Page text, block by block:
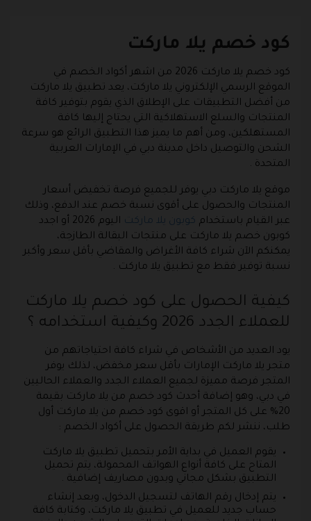
كود خصم يلا ماركت
كود خصم يلا ماركت 2026 من اشهر أكواد الخصم في
الموقع الرسمي الإلكتروني يلا ماركت، يعد تطبيق يلا ماركت
من أفضل التطبيقات على الإطلاق الذي يقوم بتوفير كافة
المنتجات والسلع الاستهلاكية التي يحتاج إليها كافة
المستهلكين، ومن أهم ما يميز هذا التطبيق الرائع هو سرعة
الشحن والتوصيل داخل مدينة دبي في الإمارات العربية
المتحدة .
موقع يلا ماركت دبي يوفر للجميع فرصة تخفيض أسعار
المنتجات والحصول على أقوى نسبة خصم عند الدفع، وذلك
عبر القيام باستخدام كوبون يلا ماركت
اليوم 2026 أو اجدد
كوبون خصم يلا ماركت على منتجات البقالة الطازجة،
يمكنكم الآن شراء كافة الأغراض والمقاضي بأقل سعر وأكبر
نسبة توفير فقط مع تطبيق يلا ماركت .
كيفية الحصول على كود خصم يلا ماركت
للعملاء الجدد 2026 وكيفية استخدامه ؟
يود العديد من الأشخاص في شراء كافة احتياجاتهم من
متجر يلا ماركت الإمارات بأقل سعر مخفض، لذلك يوفر
المتجر فرصة مميزة لجميع العملاء الجدد والعملاء الحاليين
في دبي، وهو إضافة أحدث كود خصم من يلا ماركت بقيمة
20% على كل المتجر أو اقوى كود خصم من يلا ماركت أول
طلب، ننشر لكم طريقة الحصول على أكواد الخصم :
يقوم العميل في بداية الأمر بتحميل تطبيق يلا ماركت
المتاح على كافة أنواع الهواتف المحمولة، يتم تحميل
التطبيق بشكل مجاني وبدون مصاريف إضافية .
يتم إدخال رقم الهاتف لتسجيل الدخول، وبعد إنشاء
حساب جديد للعميل في تطبيق يلا ماركت، وكتابة كافة